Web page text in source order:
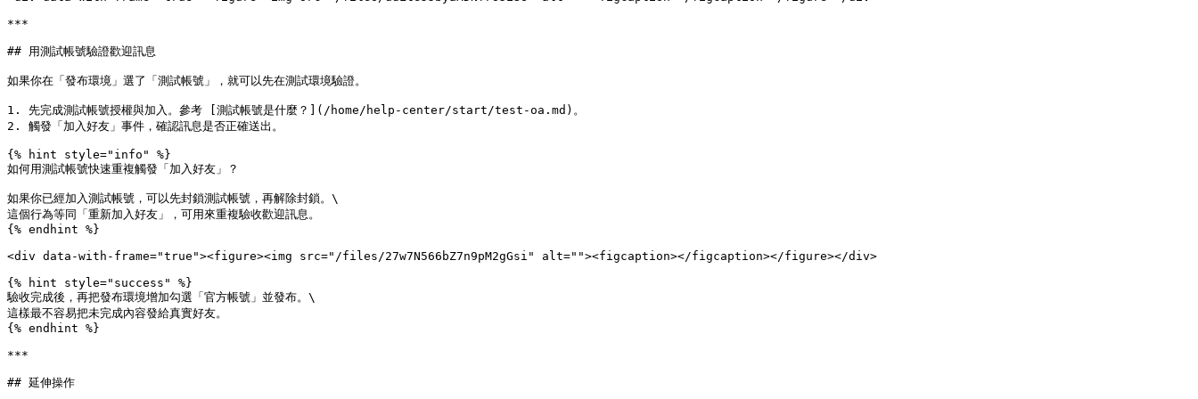
***
## 用測試帳號驗證歡迎訊息
如果你在「發布環境」選了「測試帳號」，就可以先在測試環境驗證。
1. 先完成測試帳號授權與加入。參考 [測試帳號是什麼？](/home/help-center/start/test-oa.md)。
2. 觸發「加入好友」事件，確認訊息是否正確送出。
{% hint style="info" %}
如何用測試帳號快速重複觸發「加入好友」？
如果你已經加入測試帳號，可以先封鎖測試帳號，再解除封鎖。\
這個行為等同「重新加入好友」，可用來重複驗收歡迎訊息。
{% endhint %}
<div data-with-frame="true"><figure><img src="/files/27w7N566bZ7n9pM2gGsi" alt=""><figcaption></figcaption></figure></div>
{% hint style="success" %}
驗收完成後，再把發布環境增加勾選「官方帳號」並發布。\
這樣最不容易把未完成內容發給真實好友。
{% endhint %}
***
## 延伸操作